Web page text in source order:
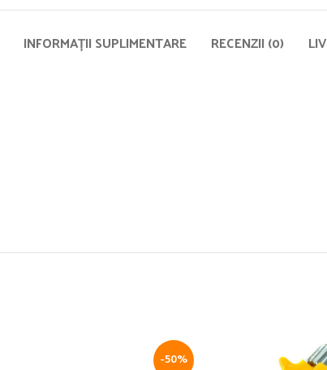
INFORMAȚII SUPLIMENTARE RECENZII (0)
-50%